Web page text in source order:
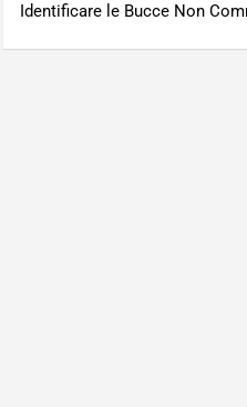
Identificare le Bucce Non